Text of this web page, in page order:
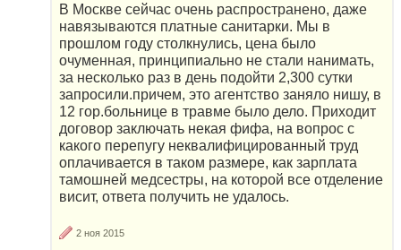
В Москве сейчас очень распространено, даже
навязываются платные санитарки. Мы в
прошлом году столкнулись, цена было
очуменная, принципиально не стали нанимать,
за несколько раз в день подойти 2,300 сутки
запросили.причем, это агентство заняло нишу, в
12 гор.больнице в травме было дело. Приходит
договор заключать некая фифа, на вопрос с
какого перепугу неквалифицированный труд
оплачивается в таком размере, как зарплата
тамошней медсестры, на которой все отделение
висит, ответа получить не удалось.
2 ноя 2015